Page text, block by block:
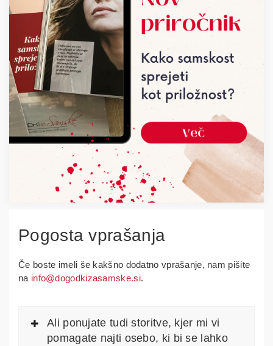
Pogosta vprašanja
Če boste imeli še kakšno dodatno vprašanje, nam pišite
na info@dogodkizasamske.si.
Ali ponujate tudi storitve, kjer mi vi
pomagate najti osebo, ki bi se lahko